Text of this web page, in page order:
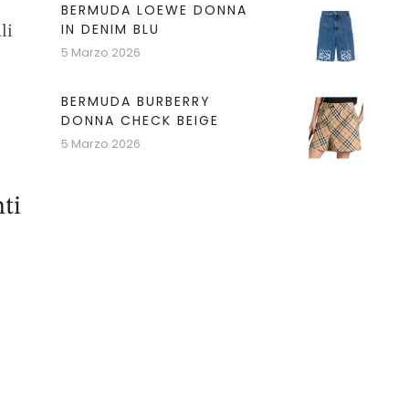
BERMUDA LOEWE DONNA
IN DENIM BLU
5 Marzo 2026
BERMUDA BURBERRY
DONNA CHECK BEIGE
5 Marzo 2026